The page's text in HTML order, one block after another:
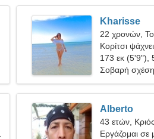
Kharisse
22 χρονών,
Κορίτσι
173 εκ (5'9"),
Σοβαρή σχέση
Alberto
43 ετών, Κριός
Εργάζομαι σε